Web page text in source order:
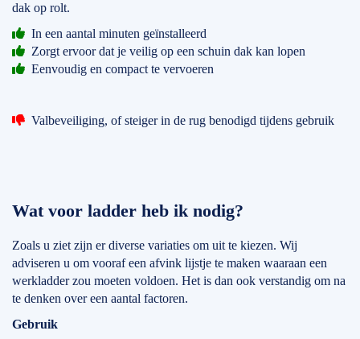
dak op rolt.
In een aantal minuten geïnstalleerd
Zorgt ervoor dat je veilig op een schuin dak kan lopen
Eenvoudig en compact te vervoeren
Valbeveiliging, of steiger in de rug benodigd tijdens gebruik
Wat voor ladder heb ik nodig?
Zoals u ziet zijn er diverse variaties om uit te kiezen. Wij
adviseren u om vooraf een afvink lijstje te maken waaraan een
werkladder zou moeten voldoen. Het is dan ook verstandig om na
te denken over een aantal factoren.
Gebruik